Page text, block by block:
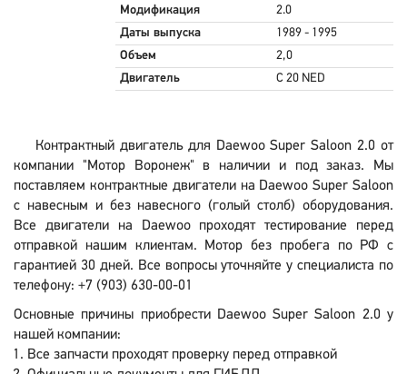
Модификация
2.0
Даты выпуска
1989 - 1995
Объем
2,0
Двигатель
C 20 NED
Контрактный двигатель для Daewoo Super Saloon 2.0 от
компании "Мотор Воронеж" в наличии и под заказ. Мы
поставляем контрактные двигатели на Daewoo Super Saloon
с навесным и без навесного (голый столб) оборудования.
Все двигатели на Daewoo проходят тестирование перед
отправкой нашим клиентам. Мотор без пробега по РФ с
гарантией 30 дней. Все вопросы уточняйте у специалиста по
телефону: +7 (903) 630-00-01
Основные причины приобрести Daewoo Super Saloon 2.0 у
нашей компании:
Все запчасти проходят проверку перед отправкой